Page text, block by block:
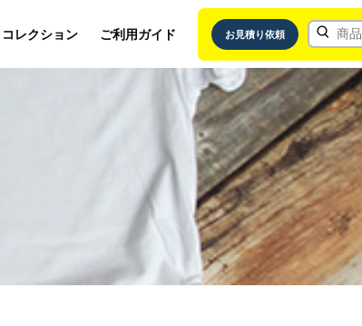
コレクション ご利用ガイド お見積り依頼